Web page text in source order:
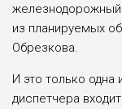
железнодорожный
из планируемых
Обрезкова.
И это только одна
диспетчера